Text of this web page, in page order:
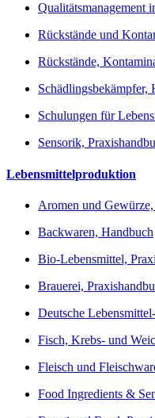
Qualitätsmanagement
Rückstände und
Rückstände,
Schädlingsbekämpfer,
Schulungen für
Sensorik,
Lebensmittelproduktion
Aromen und
Backwaren, Handbuch
Bio-Lebensmittel,
Brauerei,
Deutsche
Fisch, Krebs- und
Fleisch und
Food Ingredients &